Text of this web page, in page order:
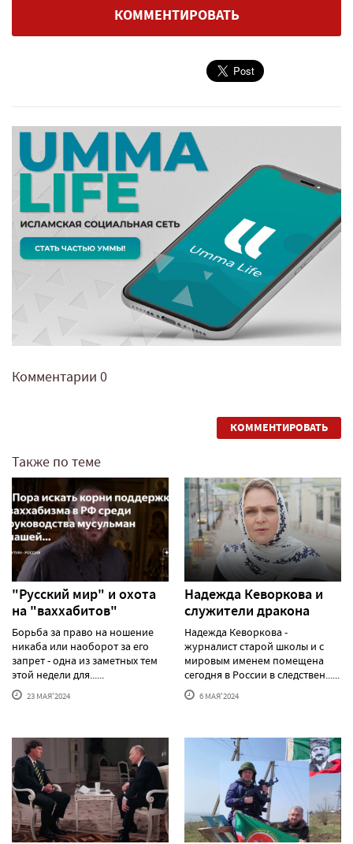
КОММЕНТИРОВАТЬ
Комментарии 0
КОММЕНТИРОВАТЬ
Также по теме
"Русский мир" и охота
на "ваххабитов"
Борьба за право на ношение
никаба или наоборот за его
запрет - одна из заметных тем
этой недели для......
23 МАЯ'2024
Надежда Кеворкова и
служители дракона
Надежда Кеворкова -
журналист старой школы и с
мировым именем помещена
сегодня в России в следствен......
6 МАЯ'2024